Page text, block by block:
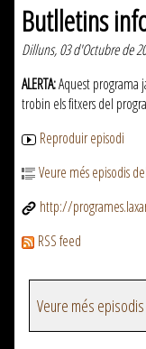
Butlletins
Dilluns, 03 d'Octubre de
ALERTA:Aquest programa
trobin els fitxers del
Reproduir episodi
Veure més episodis
http://
RSS feed